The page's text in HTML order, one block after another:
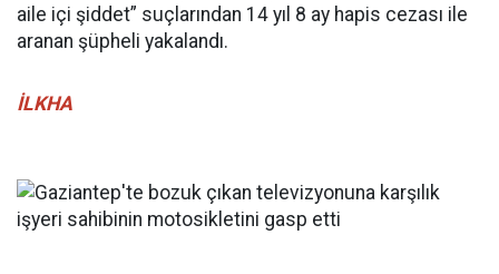
aile içi şiddet” suçlarından 14 yıl 8 ay hapis cezası ile
aranan şüpheli yakalandı.
İLKHA